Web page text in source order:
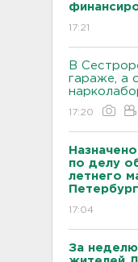
17:21
В
гараже, а
17:20
по делу
летнего
17:04
За неделю